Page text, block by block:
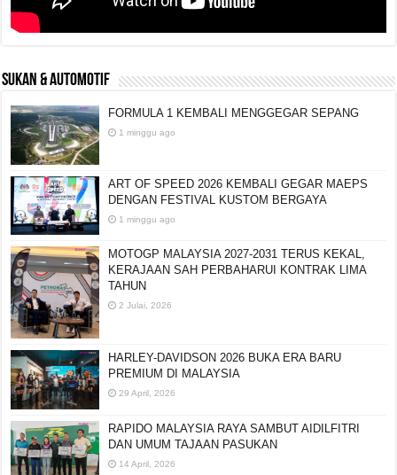
SUKAN & AUTOMOTIF
FORMULA 1 KEMBALI MENGGEGAR SEPANG
1 minggu ago
ART OF SPEED 2026 KEMBALI GEGAR MAEPS
DENGAN FESTIVAL KUSTOM BERGAYA
1 minggu ago
MOTOGP MALAYSIA 2027-2031 TERUS KEKAL,
KERAJAAN SAH PERBAHARUI KONTRAK LIMA
TAHUN
2 Julai, 2026
HARLEY-DAVIDSON 2026 BUKA ERA BARU
PREMIUM DI MALAYSIA
29 April, 2026
RAPIDO MALAYSIA RAYA SAMBUT AIDILFITRI
DAN UMUM TAJAAN PASUKAN
14 April, 2026